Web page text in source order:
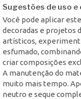
Sugestões de uso e
Você pode aplicar
decoradas e projetos
artísticos,
esfumado,
criar composições
A manutenção do
muito mais tempo.
neutro e seque